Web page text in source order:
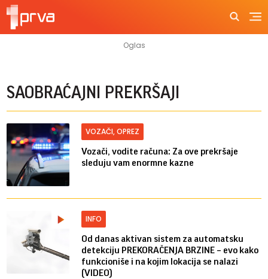
SAOBRAĆAJNI PREKRŠAJI
VOZAČI, OPREZ
Vozači, vodite računa: Za ove prekršaje
sleduju vam enormne kazne
INFO
Od danas aktivan sistem za automatsku
detekciju PREKORAČENJA BRZINE – evo kako
funkcioniše i na kojim lokacija se nalazi
(VIDEO)